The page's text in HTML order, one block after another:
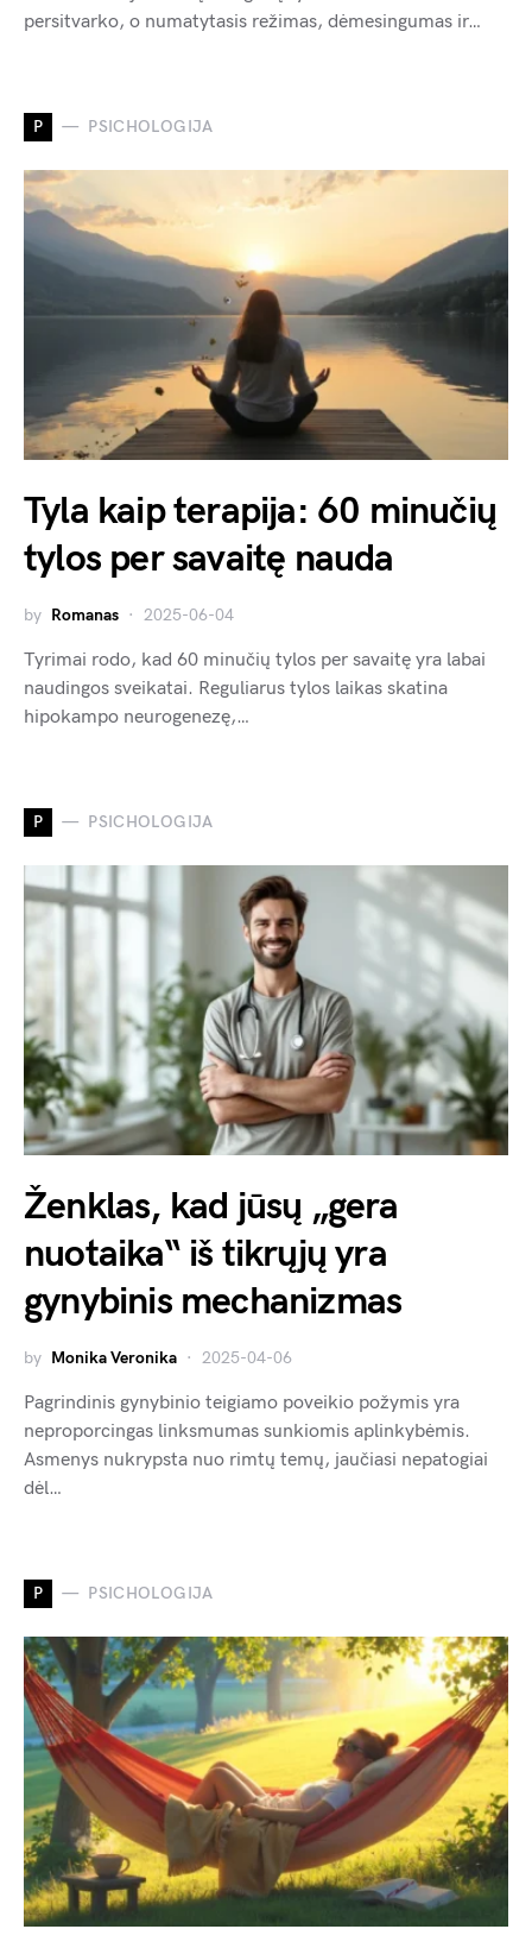
persitvarko, o numatytasis režimas, dėmesingumas ir…
P PSICHOLOGIJA
Tyla kaip terapija: 60 minučių
tylos per savaitę nauda
by Romanas 2025-06-04
Tyrimai rodo, kad 60 minučių tylos per savaitę yra labai
naudingos sveikatai. Reguliarus tylos laikas skatina
hipokampo neurogenezę,…
P PSICHOLOGIJA
Ženklas, kad jūsų „gera
nuotaika“ iš tikrųjų yra
gynybinis mechanizmas
by Monika Veronika 2025-04-06
Pagrindinis gynybinio teigiamo poveikio požymis yra
neproporcingas linksmumas sunkiomis aplinkybėmis.
Asmenys nukrypsta nuo rimtų temų, jaučiasi nepatogiai
dėl…
P PSICHOLOGIJA